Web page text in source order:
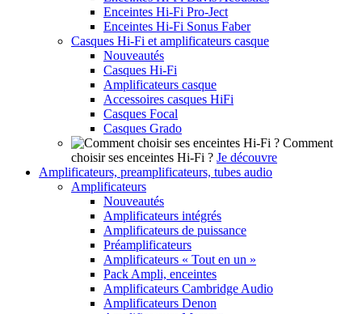
Enceintes Hi-Fi Pro-Ject
Enceintes Hi-Fi Sonus Faber
Casques Hi-Fi et amplificateurs casque
Nouveautés
Casques Hi-Fi
Amplificateurs casque
Accessoires casques HiFi
Casques Focal
Casques Grado
Comment
choisir ses enceintes Hi-Fi ? Je découvre
Amplificateurs, preamplificateurs, tubes audio
Amplificateurs
Nouveautés
Amplificateurs intégrés
Amplificateurs de puissance
Préamplificateurs
Amplificateurs « Tout en un »
Pack Ampli, enceintes
Amplificateurs Cambridge Audio
Amplificateurs Denon